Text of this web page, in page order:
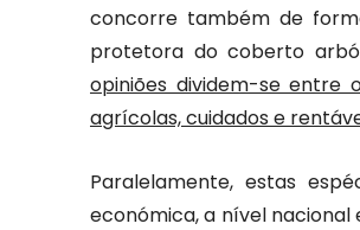
concorre também de
protetora do coberto
opiniões dividem-se entre
agrícolas, cuidados e
Paralelamente, estas
económica, a nível